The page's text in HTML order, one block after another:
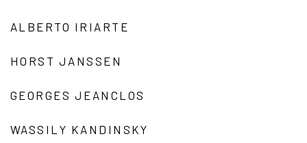
ALBERTO IRIARTE
HORST JANSSEN
GEORGES JEANCLOS
WASSILY KANDINSKY